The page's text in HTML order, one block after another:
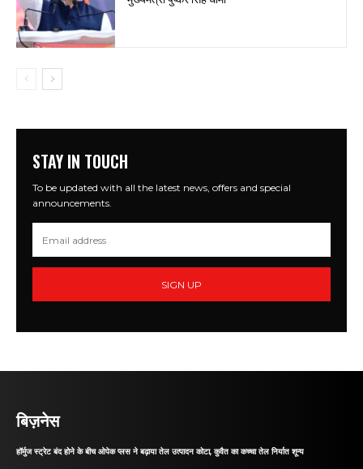
STAY IN TOUCH
To be updated with all the latest news, offers and special
announcements.
SIGN UP
बिज़नेस
हॉर्मुज स्ट्रेट बंद होने के बीच ओपेक प्लस ने बढ़ाया तेल उत्पादन कोटा, कुवैत का कच्चा तेल निर्यात शून्य